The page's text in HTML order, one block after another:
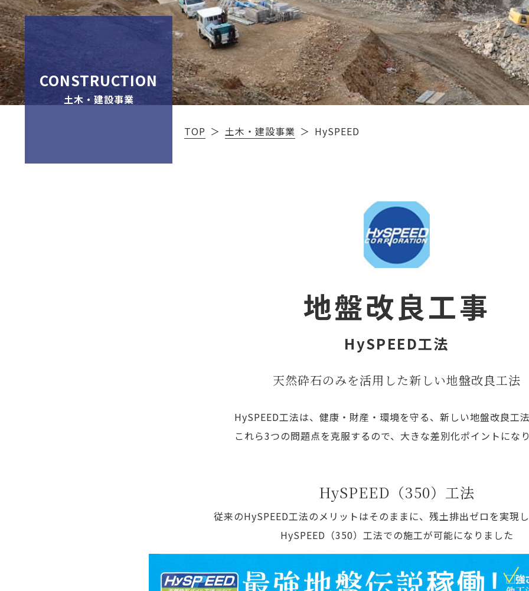
CONSTRUCTION
土木・建設事業
TOP 土木・建設事業 HySPEED
地盤改良工事
HySPEED工法
天然砕石のみを活用した新しい地盤改良工法
HySPEED工法は、健康・財産・環境を守る、新しい地盤改良工法
これら3つの問題点を克服するので、大きな差別化ポイントになり
HySPEED（350）工法
従来のHySPEED工法のメリットはそのままに、残土排出ゼロを実現
HySPEED（350）工法での施工が可能になりました